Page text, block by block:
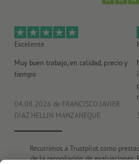
Excelente
Muy buen trabajo, en calidad, precio y
tiempo
04.08.2026 de FRANCISCO JAVIER
DIAZ HELLIN MANZANEQUE
Recurrimos a Trustpilot como
de la recopilación de evaluaciones.